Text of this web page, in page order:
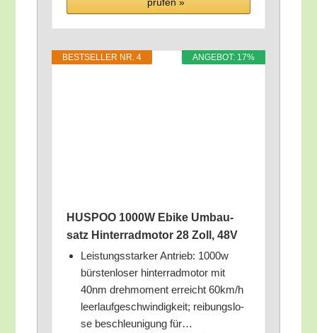
ANGE­BOT: 17%
BEST­SEL­LER NR. 4
HUSPOO 1000W Ebike Umbau­
satz Hin­ter­rad­mo­tor 28 Zoll, 48V
Leis­tungs­star­ker Antrieb: 1000w
bürs­ten­lo­ser hin­ter­rad­mo­tor mit
40nm dreh­mo­ment erreicht 60km/​h
leer­lauf­ge­schwin­dig­keit; rei­bungs­lo­
se beschleu­ni­gung für…